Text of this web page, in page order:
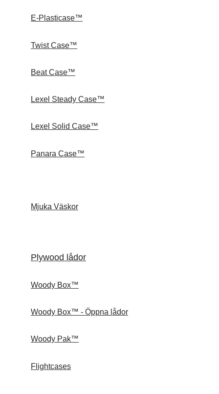
E-Plasticase™
Twist Case™
Beat Case™
Lexel Steady Case™
Lexel Solid Case™
Panara Case™
Mjuka Väskor
Plywood lådor
Woody Box™
Woody Box™ - Öppna lådor
Woody Pak™
Flightcases